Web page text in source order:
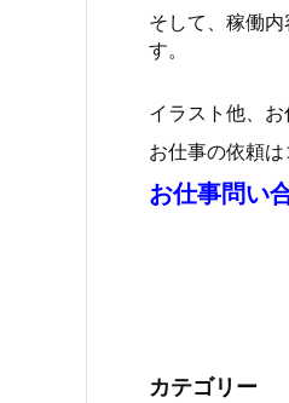
そして、稼働
す。
イラスト他、お
お仕事の依頼
お仕事問い
カテゴリー